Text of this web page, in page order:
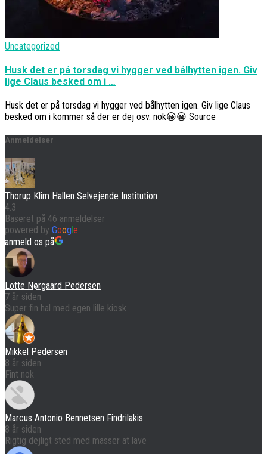
Uncategorized
Husk det er på torsdag vi hygger ved bålhytten igen. Giv
lige Claus besked om i …
Husk det er på torsdag vi hygger ved bålhytten igen. Giv lige Claus
besked om i kommer så der er dej osv. nok😀😀 Source
Anmeldelser
Thorup Klim Hallen Selvejende Institution
4.3
Baseret på 46 anmeldelser
powered by Google
anmeld os på
Lotte Nørgaard Pedersen
7 år siden
Super fin hal med egen lille kiosk
Mikkel Pedersen
8 år siden
Fint nok
Marcus Antonio Bennetsen Findrilakis
8 år siden
Rigtig dejligt sted med masser at lave